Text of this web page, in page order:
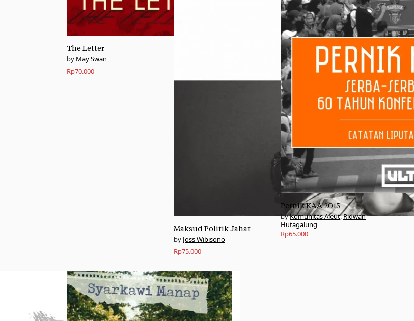
The Letter
May Swan
Rp70.000
Maksud Politik Jahat
Joss Wibisono
Rp75.000
Pernik KAA 2015
Komunitas Aleut,Ridwan
Hutagalung
Rp65.000